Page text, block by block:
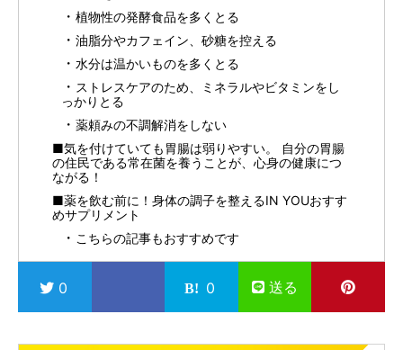
植物性の発酵食品を多くとる
油脂分やカフェイン、砂糖を控える
水分は温かいものを多くとる
ストレスケアのため、ミネラルやビタミンをし
っかりとる
薬頼みの不調解消をしない
■気を付けていても胃腸は弱りやすい。 自分の胃腸
の住民である常在菌を養うことが、心身の健康につ
ながる！
■薬を飲む前に！身体の調子を整えるIN YOUおすす
めサプリメント
こちらの記事もおすすめです
0 0 送る